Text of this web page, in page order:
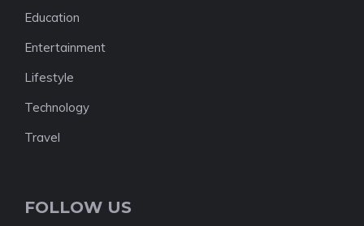
Education
Entertainment
Lifestyle
Technology
Travel
FOLLOW US